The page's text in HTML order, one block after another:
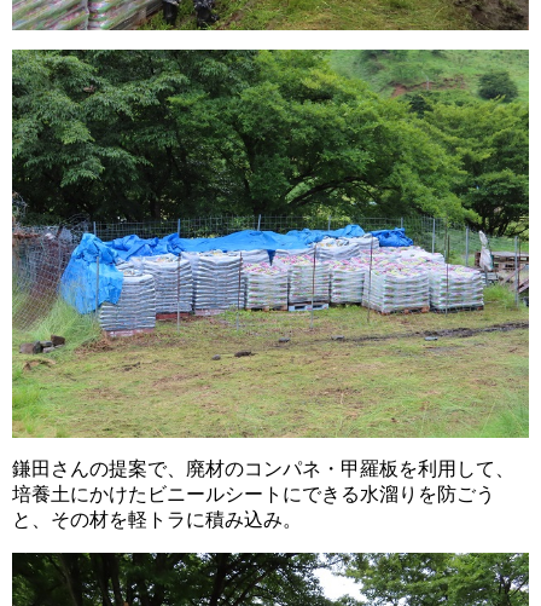
鎌田さんの提案で、廃材のコンパネ・甲羅板を利用して、
培養土にかけたビニールシートにできる水溜りを防ごう
と、その材を軽トラに積み込み。